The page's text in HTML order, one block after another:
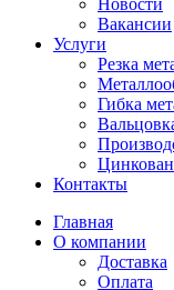
Новости
Вакансии
Услуги
Резка
Гибка
Контакты
Главная
О компании
Доставка
Оплата